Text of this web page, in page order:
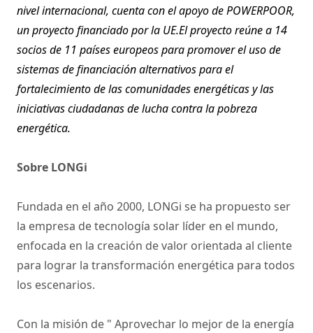
nivel internacional, cuenta con el apoyo de POWERPOOR,
un proyecto financiado por la UE.El proyecto reúne a 14
socios de 11 países europeos para promover el uso de
sistemas de financiación alternativos para el
fortalecimiento de las comunidades energéticas y las
iniciativas ciudadanas de lucha contra la pobreza
energética.
Sobre LONGi
Fundada en el año 2000, LONGi se ha propuesto ser
la empresa de tecnología solar líder en el mundo,
enfocada en la creación de valor orientada al cliente
para lograr la transformación energética para todos
los escenarios.
Con la misión de " Aprovechar lo mejor de la energía